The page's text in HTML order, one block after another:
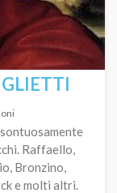
Raffaello,
Bronzino,
e molti altri.